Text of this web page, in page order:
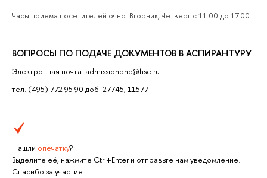
Часы приема посетителей очно: Вторник, Четверг с 11.00 до 17.00.
ВОПРОСЫ ПО ПОДАЧЕ ДОКУМЕНТОВ В АСПИРАНТУРУ
Электронная почта: admissionphd@hse.ru
тел. (495) 772 95 90 доб. 27745, 11577
Нашли опечатку?
Выделите её, нажмите Ctrl+Enter и отправьте нам уведомление.
Спасибо за участие!